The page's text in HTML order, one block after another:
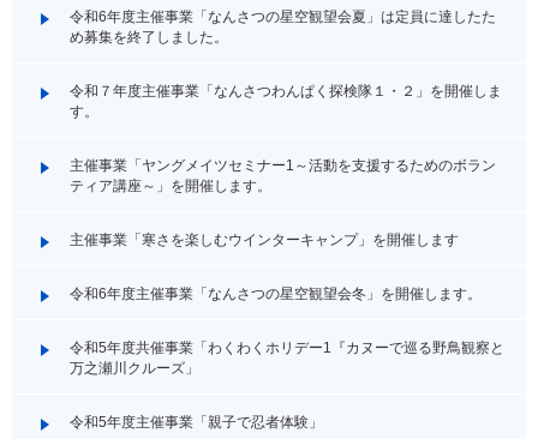
令和6年度主催事業「なんさつの星空観望会夏」は定員に達したた
め募集を終了しました。
令和７年度主催事業「なんさつわんぱく探検隊１・２」を開催しま
す。
主催事業「ヤングメイツセミナー1～活動を支援するためのボラン
ティア講座～」を開催します。
主催事業「寒さを楽しむウインターキャンプ」を開催します
令和6年度主催事業「なんさつの星空観望会冬」を開催します。
令和5年度共催事業「わくわくホリデー1『カヌーで巡る野鳥観察と
万之瀬川クルーズ」
令和5年度主催事業「親子で忍者体験」